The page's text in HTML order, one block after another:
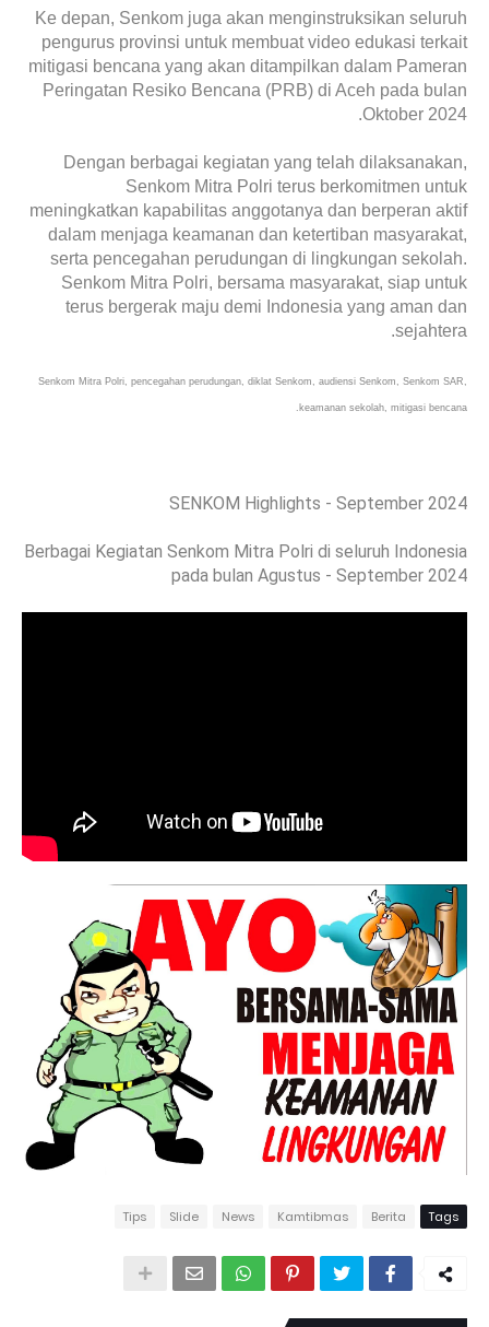
Ke depan, Senkom juga akan menginstruksikan seluruh
pengurus provinsi untuk membuat video edukasi terkait
mitigasi bencana yang akan ditampilkan dalam Pameran
Peringatan Resiko Bencana (PRB) di Aceh pada bulan
Oktober 2024.
Dengan berbagai kegiatan yang telah dilaksanakan,
Senkom Mitra Polri terus berkomitmen untuk
meningkatkan kapabilitas anggotanya dan berperan aktif
dalam menjaga keamanan dan ketertiban masyarakat,
serta pencegahan perudungan di lingkungan sekolah.
Senkom Mitra Polri, bersama masyarakat, siap untuk
terus bergerak maju demi Indonesia yang aman dan
sejahtera.
Senkom Mitra Polri, pencegahan perudungan, diklat Senkom, audiensi Senkom, Senkom SAR,
keamanan sekolah, mitigasi bencana.
SENKOM Highlights - September 2024
Berbagai Kegiatan Senkom Mitra Polri di seluruh Indonesia
pada bulan Agustus - September 2024
Tags
Berita
Kamtibmas
News
Slide
Tips